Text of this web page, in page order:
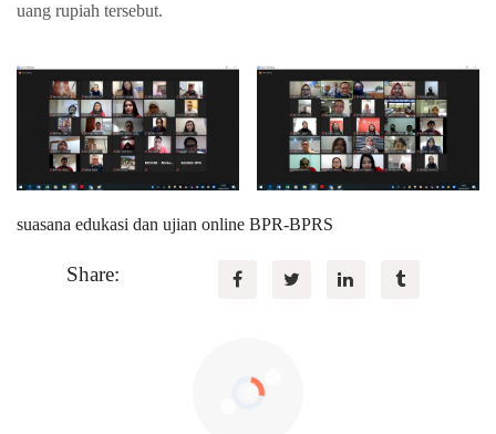
uang rupiah tersebut.
suasana edukasi dan ujian online BPR-BPRS
Share: